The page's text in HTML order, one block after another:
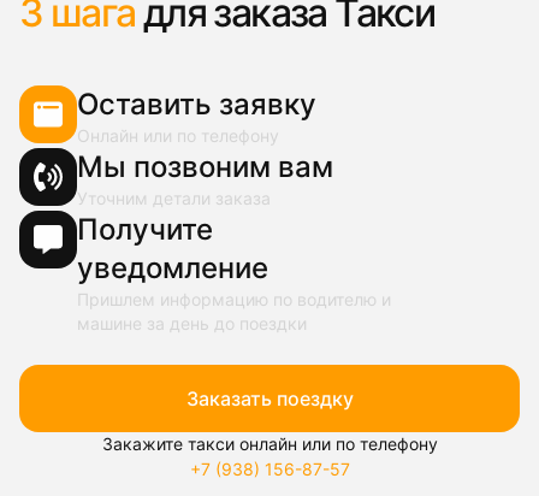
3 шагадля заказа Такси
Оставить заявку
Онлайн или по телефону
Мы позвоним вам
Уточним детали заказа
Получите
уведомление
Пришлем информацию по водителю и
машине за день до поездки
Заказать поездку
Закажите такси онлайн или по телефону
+7 (938) 156-87-57